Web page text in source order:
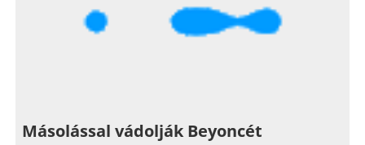
Másolással vádolják Beyoncét